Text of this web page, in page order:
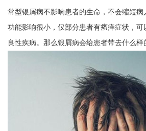
常型银屑病不影响患者的生命，不会缩短病
功能影响很小，仅部分患者有瘙痒症状，
良性疾病。那么银屑病会给患者带去什么样